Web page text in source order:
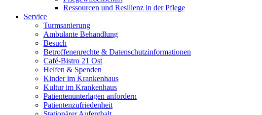
Ressourcen und Resilienz in der Pflege
Service
Turmsanierung
Ambulante Behandlung
Besuch
Betroffenenrechte & Datenschutzinformationen
Café-Bistro 21 Ost
Helfen & Spenden
Kinder im Krankenhaus
Kultur im Krankenhaus
Patientenunterlagen anfordern
Patientenzufriedenheit